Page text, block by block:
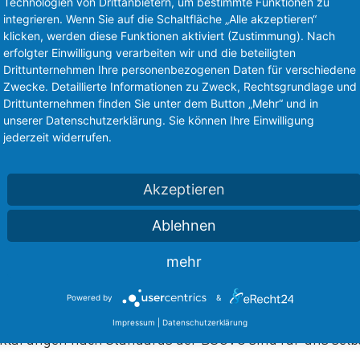
DIGITAL UND EFFIZIENT
und Prozesse wie die Zusammenarbeit mit der
die Sicherheit und Effizienz unserer
KOMPETENT UND PROFESSIONELL
enormen Infrastruktur sowohl im eigenen Hause,
Außengeländen konnten wir bereits Hunderte
vollsten Zufriedenheit unserer Auftraggeber
TRANSPARENT UND SICHER
und Qualitätsprozesse vom Eingang
Ausgang sorgen für höchste Sicherheit und
nach Standards der DSGVO sind für uns
integrieren. Wenn Sie auf die Schaltfläche „Alle akzeptieren“
klicken, werden diese Funktionen aktiviert (Zustimmung). Nach
erfolgter Einwilligung verarbeiten wir und die beteiligten
Drittunternehmen Ihre personenbezogenen Daten für verschiedene
Zwecke. Detaillierte Informationen zu Zweck, Rechtsgrundlage und
Drittunternehmen finden Sie unter dem Button „Mehr“ und in
unserer Datenschutzerklärung. Sie können Ihre Einwilligung
jederzeit widerrufen.
Akzeptieren
Ablehnen
mehr
Powered by &
Impressum Datenschutzerklärung